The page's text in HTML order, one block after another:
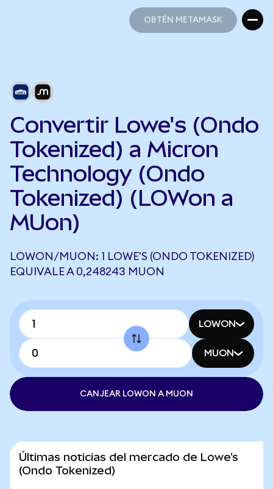
OBTÉN METAMASK
Convertir Lowe's (Ondo
Tokenized) a Micron
Technology (Ondo
Tokenized) (LOWon a
MUon)
LOWON/MUON: 1 LOWE'S (ONDO TOKENIZED)
EQUIVALE A 0,248243 MUON
LOWON
MUON
CANJEAR LOWON A MUON
Últimas noticias del mercado de Lowe's
(Ondo Tokenized)